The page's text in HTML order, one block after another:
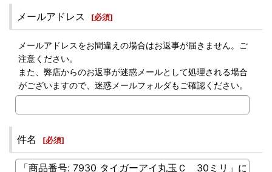
メールアドレス [必須]
メールアドレスをお間違えの場合はお返事が届きません。ご
注意ください。
また、弊店からのお返事が迷惑メールとして処理される場合
がございますので、迷惑メールフォルダもご確認ください。
件名 [必須]